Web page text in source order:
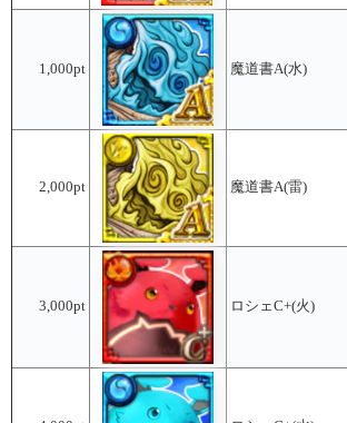
1,000pt 魔道書A(水)
2,000pt 魔道書A(雷)
3,000pt ロシェC+(火)